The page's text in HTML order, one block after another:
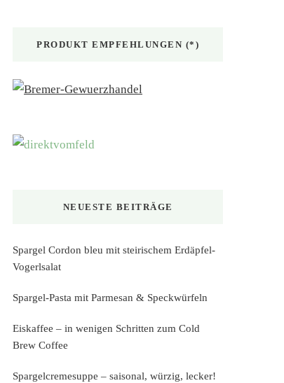
PRODUKT EMPFEHLUNGEN (*)
NEUESTE BEITRÄGE
Spargel Cordon bleu mit steirischem Erdäpfel-
Vogerlsalat
Spargel-Pasta mit Parmesan & Speckwürfeln
Eiskaffee – in wenigen Schritten zum Cold
Brew Coffee
Spargelcremesuppe – saisonal, würzig, lecker!